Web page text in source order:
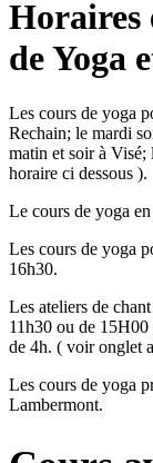
Horaires
de Yoga
Les cours de yoga
Rechain; le mardi
matin et soir à
horaire ci dessous ).
Le cours de yoga
Les cours de yoga
16h30.
Les ateliers de
11h30 ou de 15H00
de 4h. ( voir onglet
Les cours de yoga
Lambermont.